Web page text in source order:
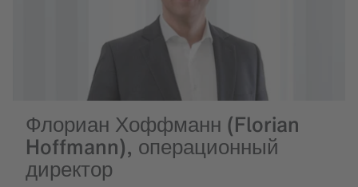
Флориан Хоффманн (Florian
Hoffmann), операционный
директор